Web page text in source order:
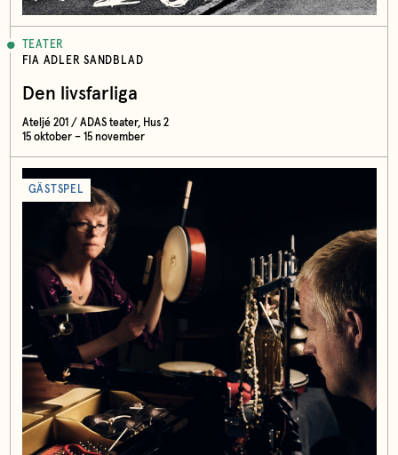
TEATER
FIA ADLER SANDBLAD
Den livsfarliga
Ateljé 201 / ADAS teater, Hus 2
15 oktober – 15 november
GÄSTSPEL